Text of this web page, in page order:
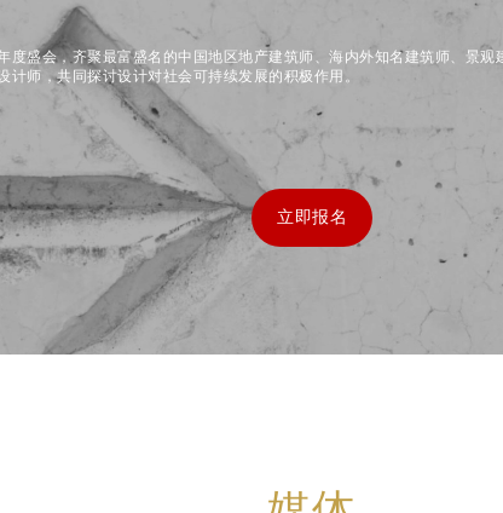
度盛会，齐聚最富盛名的中国地区地产建筑师、海内外知名建筑师、景观
计师，共同探讨设计对社会可持续发展的积极作用。
立即报名